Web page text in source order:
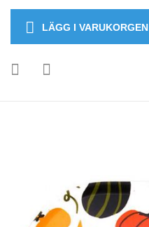
LÄGG I VARUKORGEN